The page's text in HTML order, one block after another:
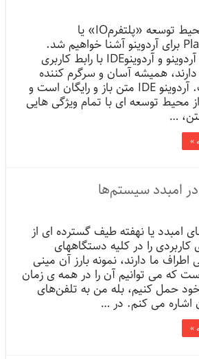
امروز با محیط توسعه «پلتفرمIO» یا
PlatformIO برای آردوینو آشنا خواهیم شد.
توسعه در آردوینو و آردوینوIDE با رابط کاربری
همیشه آسان و سرگرم کننده
بوده است. آردوینو IDE متن باز و رایگان است و
محیط توسعه ای با تمام ویژگی هایی
…
»
امبدد یا نهفته طیف گسترده ای از
کاربردی را در کلیه دستگاههای
اطراف ما دارند، نمونه بارز آن مینی
که می توانیم آن را در همه ی زمان
حمل کنیم، بله من به تلفن‌های
اشاره می کنم. در …
»